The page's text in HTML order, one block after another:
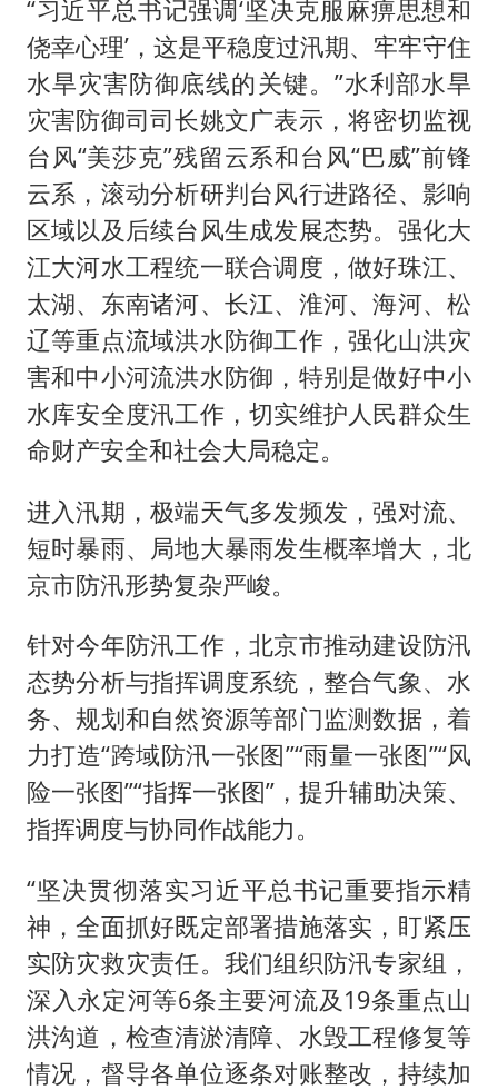
“习近平总书记强调‘坚决克服麻痹思想和
侥幸心理’，这是平稳度过汛期、牢牢守住
水旱灾害防御底线的关键。”水利部水旱
灾害防御司司长姚文广表示，将密切监视
台风“美莎克”残留云系和台风“巴威”前锋
云系，滚动分析研判台风行进路径、影响
区域以及后续台风生成发展态势。强化大
江大河水工程统一联合调度，做好珠江、
太湖、东南诸河、长江、淮河、海河、松
辽等重点流域洪水防御工作，强化山洪灾
害和中小河流洪水防御，特别是做好中小
水库安全度汛工作，切实维护人民群众生
命财产安全和社会大局稳定。
进入汛期，极端天气多发频发，强对流、
短时暴雨、局地大暴雨发生概率增大，北
京市防汛形势复杂严峻。
针对今年防汛工作，北京市推动建设防汛
态势分析与指挥调度系统，整合气象、水
务、规划和自然资源等部门监测数据，着
力打造“跨域防汛一张图”“雨量一张图”“风
险一张图”“指挥一张图”，提升辅助决策、
指挥调度与协同作战能力。
“坚决贯彻落实习近平总书记重要指示精
神，全面抓好既定部署措施落实，盯紧压
实防灾救灾责任。我们组织防汛专家组，
深入永定河等6条主要河流及19条重点山
洪沟道，检查清淤清障、水毁工程修复等
情况，督导各单位逐条对账整改，持续加